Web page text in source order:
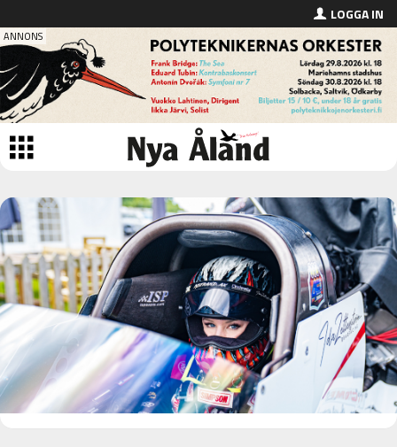
LOGGA IN